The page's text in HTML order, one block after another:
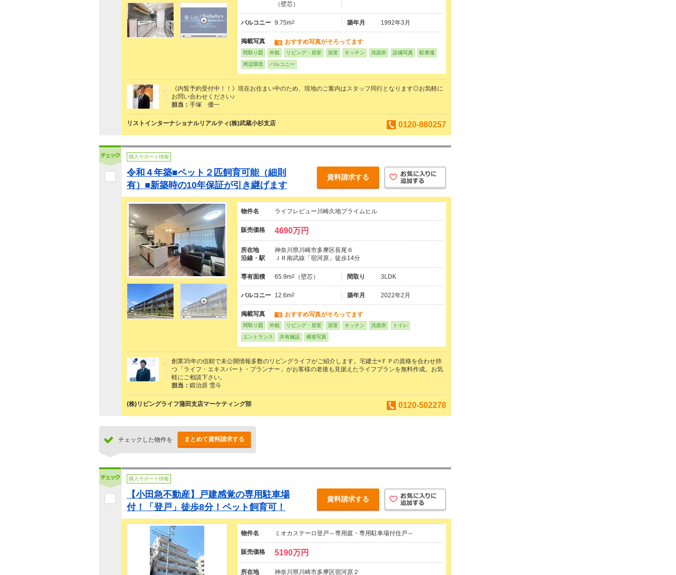
（壁芯）
バルコニー 9.75m2 築年月 1992年3月
掲載写真 おすすめ写真がそろってます
間取り図 外観 リビング・居室 浴室 キッチン 洗面所 設備写真 駐車場
周辺環境 バルコニー
《内覧予約受付中！！》現在お住まい中のため、現地のご案内はスタッフ同行となります◎お気軽に
お問い合わせください♪
担当： 手塚 優一
リストインターナショナルリアルティ(株)武蔵小杉支店 0120-880257
購入サポート情報
令和４年築■ペット２匹飼育可能（細則
有）■新築時の10年保証が引き継げます
資料請求する
物件名 ライフレビュー川崎久地プライムヒル
販売価格 4690万円
所在地
神奈川県川崎市多摩区長尾６
沿線・駅
ＪＲ南武線「宿河原」徒歩14分
専有面積 65.9m2 （壁芯） 間取り 3LDK
バルコニー 12.6m2 築年月 2022年2月
掲載写真 おすすめ写真がそろってます
間取り図 外観 リビング・居室 浴室 キッチン 洗面所 トイレ
エントランス 共有施設 構造写真
創業35年の信頼で未公開情報多数のリビングライフがご紹介します。宅建士×ＦＰの資格を合わせ持
つ「ライフ・エキスパート・プランナー」がお客様の老後も見据えたライフプランを無料作成。お気
軽にご相談下さい。
担当： 鍛治原 雪斗
(株)リビングライフ蒲田支店マーケティング部 0120-502278
チェックした物件を まとめて資料請求する
購入サポート情報
【小田急不動産】戸建感覚の専用駐車場
付！「登戸」徒歩8分！ペット飼育可！
資料請求する
物件名 ミオカステーロ登戸～専用庭・専用駐車場付住戸～
販売価格 5190万円
所在地 神奈川県川崎市多摩区宿河原２